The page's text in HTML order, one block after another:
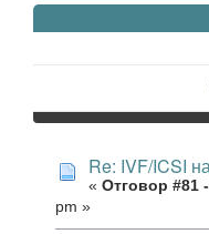
Re: IVF/ICSI
« Отговор #81
pm »